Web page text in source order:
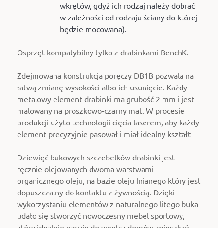
wkrętów, gdyż ich rodzaj należy dobrać
w zależności od rodzaju ściany do której
będzie mocowana).
Osprzęt kompatybilny tylko z drabinkami BenchK.
Zdejmowana konstrukcja poręczy DB1B pozwala na
łatwą zmianę wysokości albo ich usunięcie. Każdy
metalowy element drabinki ma grubość 2 mm i jest
malowany na proszkowo-czarny mat. W procesie
produkcji użyto technologii cięcia laserem, aby każdy
element precyzyjnie pasował i miał idealny kształt
Dziewięć bukowych szczebelków drabinki jest
ręcznie olejowanych dwoma warstwami
organicznego oleju, na bazie oleju lnianego który jest
dopuszczalny do kontaktu z żywnością. Dzięki
wykorzystaniu elementów z naturalnego litego buka
udało się stworzyć nowoczesny mebel sportowy,